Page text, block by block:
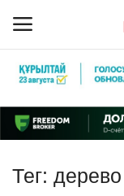
Главная
Обратная связь
Тег: дерево